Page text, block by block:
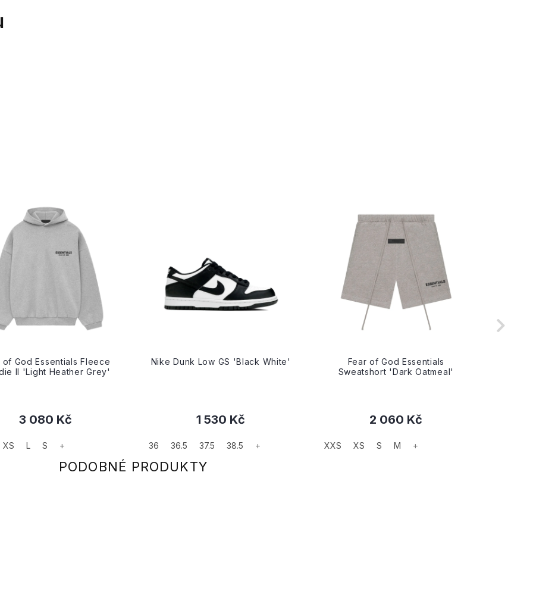
of God Essentials Fleece
II 'Light Heather Grey'
3 080 Kč
XS L S +
Nike Dunk Low GS 'Black White'
1 530 Kč
36 36.5 37.5 38.5 +
Fear of God Essentials
Sweatshort 'Dark Oatmeal'
2 060 Kč
XXS XS S M +